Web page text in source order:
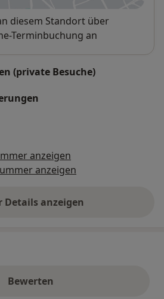
diesem Standort über
Terminbuchung an
(private Besuche)
anzeigen
anzeigen
Details anzeigen
über die Adresse
Bewerten